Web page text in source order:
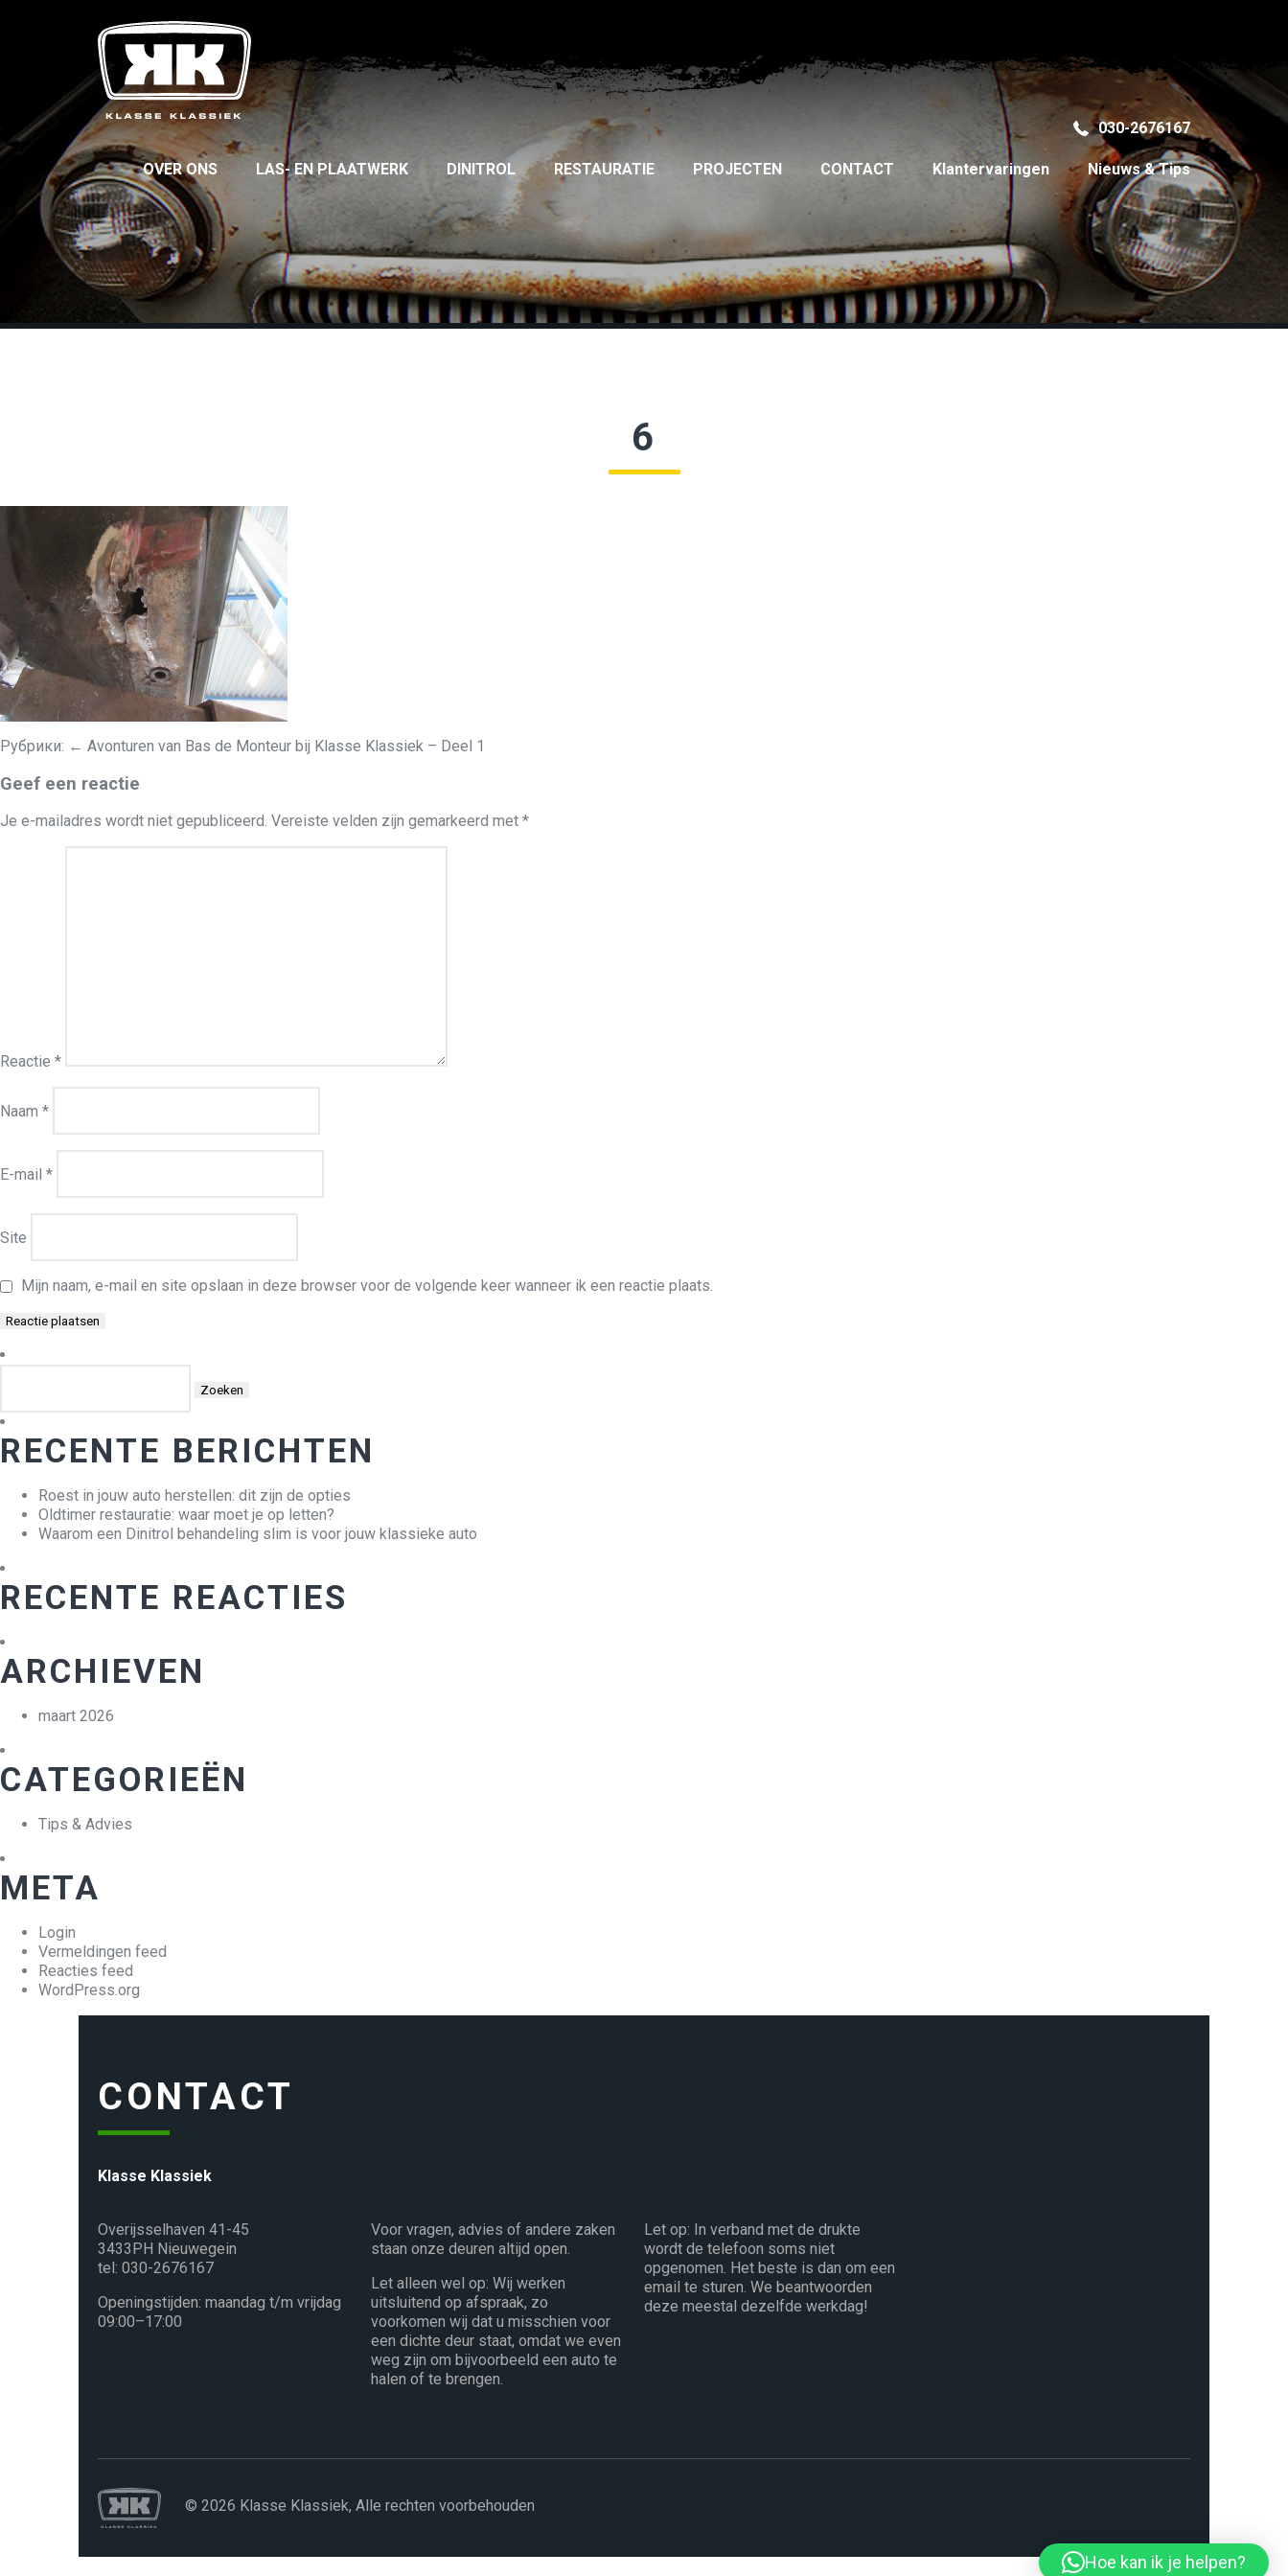
030-2676167
OVER ONS LAS- EN PLAATWERK DINITROL RESTAURATIE PROJECTEN CONTACT Klantervaringen Nieuws & Tips
6
Рубрики: ← Avonturen van Bas de Monteur bij Klasse Klassiek – Deel 1
Geef een reactie
Je e-mailadres wordt niet gepubliceerd. Vereiste velden zijn gemarkeerd met *
Reactie *
Naam *
E-mail *
Site
Mijn naam, e-mail en site opslaan in deze browser voor de volgende keer wanneer ik een reactie plaats.
RECENTE BERICHTEN
Roest in jouw auto herstellen: dit zijn de opties
Oldtimer restauratie: waar moet je op letten?
Waarom een Dinitrol behandeling slim is voor jouw klassieke auto
RECENTE REACTIES
ARCHIEVEN
maart 2026
CATEGORIEËN
Tips & Advies
META
Login
Vermeldingen feed
Reacties feed
WordPress.org
CONTACT
Klasse Klassiek
Overijsselhaven 41-45
3433PH Nieuwegein
tel: 030-2676167
Openingstijden: maandag t/m vrijdag
09:00–17:00
Voor vragen, advies of andere zaken
staan onze deuren altijd open.
Let alleen wel op: Wij werken
uitsluitend op afspraak, zo
voorkomen wij dat u misschien voor
een dichte deur staat, omdat we even
weg zijn om bijvoorbeeld een auto te
halen of te brengen.
Let op: In verband met de drukte
wordt de telefoon soms niet
opgenomen. Het beste is dan om een
email te sturen. We beantwoorden
deze meestal dezelfde werkdag!
© 2026 Klasse Klassiek, Alle rechten voorbehouden
Hoe kan ik je helpen?